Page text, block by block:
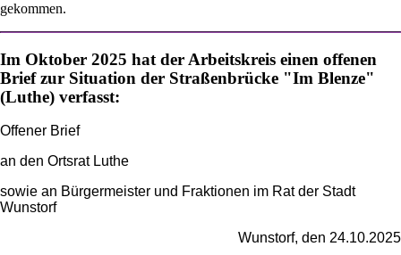
gekommen.
Im Oktober 2025 hat der Arbeitskreis einen offenen
Brief zur Situation der Straßenbrücke "Im Blenze"
(Luthe) verfasst:
Offener Brief
an den Ortsrat Luthe
sowie an Bürgermeister und Fraktionen im Rat der Stadt
Wunstorf
Wunstorf, den 24.10.2025